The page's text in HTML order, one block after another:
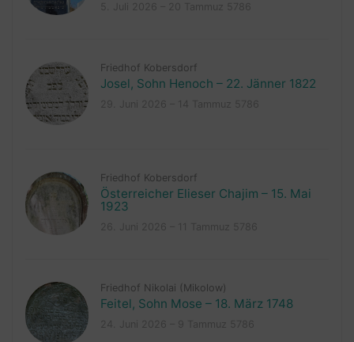
Friedhof Kobersdorf
Josel, Sohn Henoch – 22. Jänner 1822
Friedhof Kobersdorf
Österreicher Elieser Chajim – 15. Mai
1923
Friedhof Nikolai (Mikolow)
Feitel, Sohn Mose – 18. März 1748